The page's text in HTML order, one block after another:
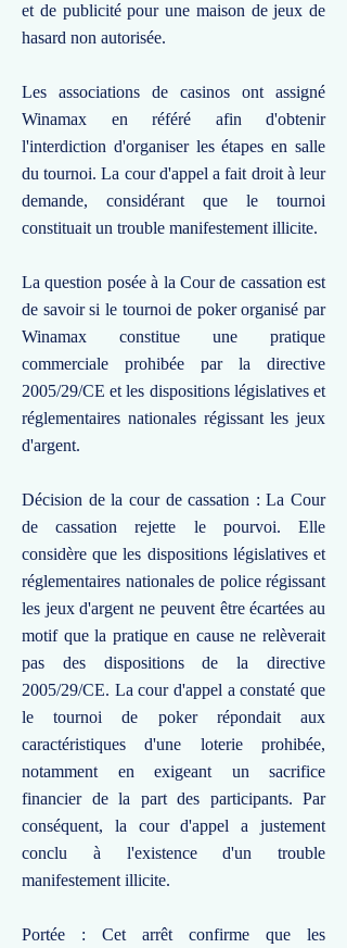
et de publicité pour une maison de jeux de
hasard non autorisée.
Les associations de casinos ont assigné
Winamax en référé afin d'obtenir
l'interdiction d'organiser les étapes en salle
du tournoi. La cour d'appel a fait droit à leur
demande, considérant que le tournoi
constituait un trouble manifestement illicite.
La question posée à la Cour de cassation est
de savoir si le tournoi de poker organisé par
Winamax constitue une pratique
commerciale prohibée par la directive
2005/29/CE et les dispositions législatives et
réglementaires nationales régissant les jeux
d'argent.
Décision de la cour de cassation : La Cour
de cassation rejette le pourvoi. Elle
considère que les dispositions législatives et
réglementaires nationales de police régissant
les jeux d'argent ne peuvent être écartées au
motif que la pratique en cause ne relèverait
pas des dispositions de la directive
2005/29/CE. La cour d'appel a constaté que
le tournoi de poker répondait aux
caractéristiques d'une loterie prohibée,
notamment en exigeant un sacrifice
financier de la part des participants. Par
conséquent, la cour d'appel a justement
conclu à l'existence d'un trouble
manifestement illicite.
Portée : Cet arrêt confirme que les